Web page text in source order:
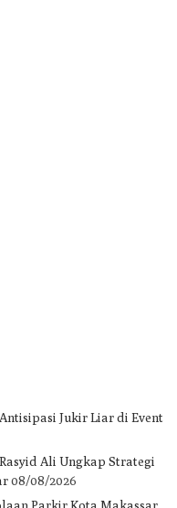
Jukir Liar di Event
Ali Ungkap Strategi
08/08/2026
Parkir Kota Makassar